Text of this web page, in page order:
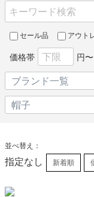
セール品 アウト
価格帯 円〜
並べ替え：
指定なし 新着順